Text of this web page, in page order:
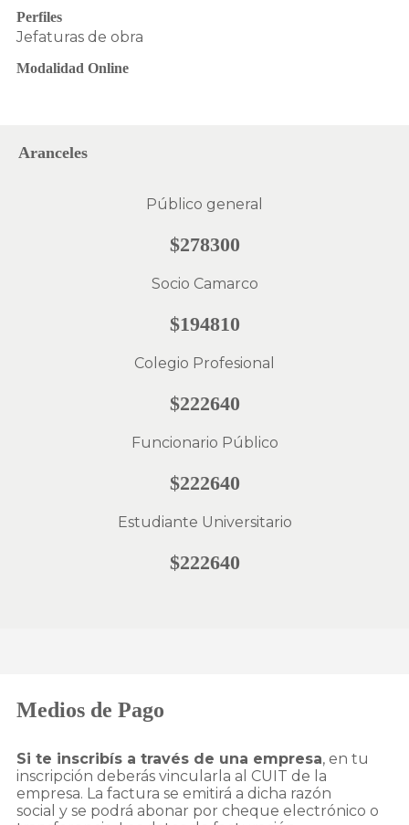
Perfiles
Jefaturas de obra
Modalidad Online
Aranceles
Público general
$278300
Socio Camarco
$194810
Colegio Profesional
$222640
Funcionario Público
$222640
Estudiante Universitario
$222640
Medios de Pago
Si te inscribís a través de una empresa, en tu
inscripción deberás vincularla al CUIT de la
empresa. La factura se emitirá a dicha razón
social y se podrá abonar por cheque electrónico o